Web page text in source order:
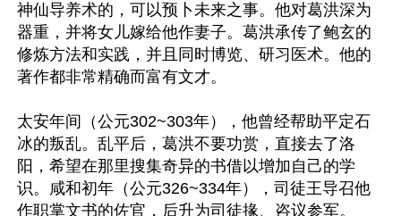
神仙导养术的，可以预卜未来之事。他对葛洪深为
器重，并将女儿嫁给他作妻子。葛洪承传了鲍玄的
修炼方法和实践，并且同时博览、研习医术。他的
著作都非常精确而富有文才。
太安年间（公元302~303年），他曾经帮助平定石
冰的叛乱。乱平后，葛洪不要功赏，直接去了洛
阳，希望在那里搜集奇异的书借以增加自己的学
识。咸和初年（公元326~334年），司徒王导召他
作职掌文书的佐官，后升为司徒掾、咨议参军。